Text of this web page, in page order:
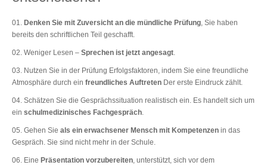
Denken Sie mit Zuversicht an die mündliche Prüfung , Sie haben
bereits den schriftlichen Teil geschafft.
Weniger Lesen ‒ Sprechen ist jetzt angesagt
Nutzen Sie in der Prüfung Erfolgsfaktoren, indem Sie eine freundliche
Atmosphäre durch ein freundliches Auftreten Der erste Eindruck zählt.
Schätzen Sie die Gesprächssituation realistisch ein. Es handelt sich um
ein schulmedizinisches Fachgespräch
Gehen Sie als ein erwachsener Mensch mit Kompetenzen in das
Gespräch. Sie sind nicht mehr in der Schule.
Eine Präsentation vorzubereiten , unterstützt, sich vor dem